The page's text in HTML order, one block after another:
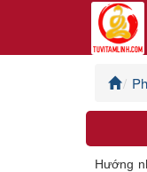
Tử Vi Đẩu Số
Hướng